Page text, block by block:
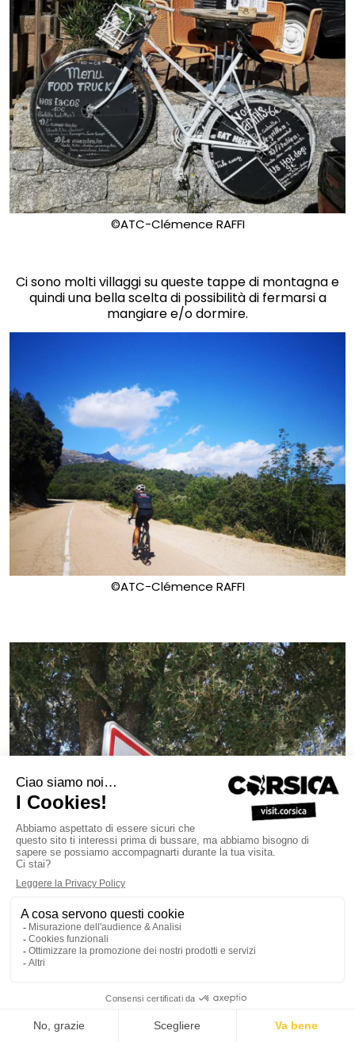
©ATC-Clémence RAFFI
Ci sono molti villaggi su queste tappe di montagna e
quindi una bella scelta di possibilità di fermarsi a
mangiare e/o dormire.
©ATC-Clémence RAFFI